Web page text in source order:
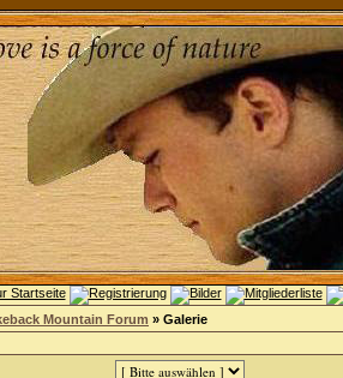
Mountain Forum » Galerie